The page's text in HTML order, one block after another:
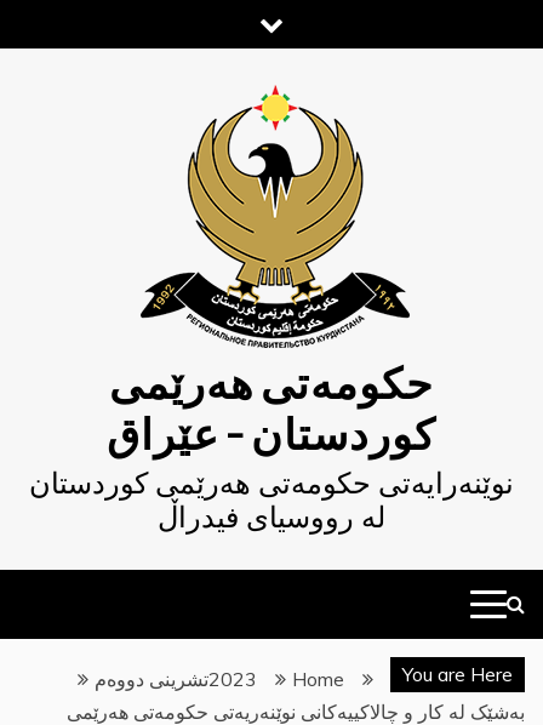
to
حکومەتی هەرێمی
کوردستان – عێراق
نوێنەرایەتی حکومەتى هەرێمی کوردستان
لە رووسیای فیدراڵ
You are Here
Home
2023تشرینی دووەم
بەشێک لە کار و چالاکییەکانی نوێنەریەتی حکومەتی هەرێمی